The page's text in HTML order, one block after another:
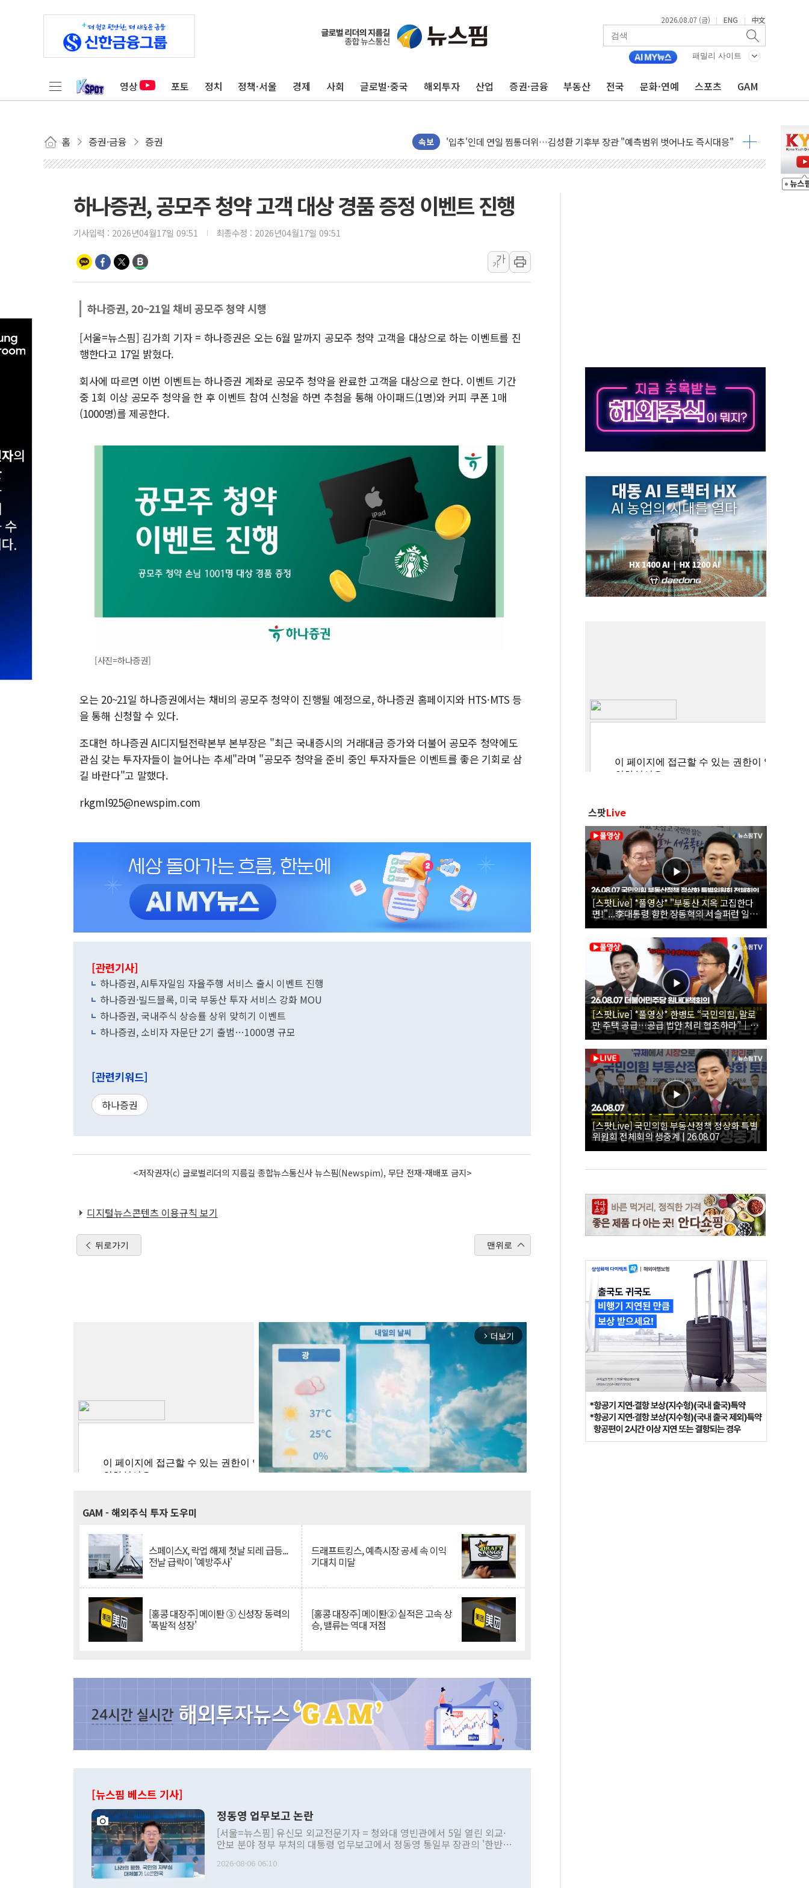
2026.08.07 (금) | ENG | 中文
패밀리 사이트
영상 포토 정치 정책·서울 경제 사회 글로벌·중국 해외투자 산업 증권·금융 부동산 전국 문화·연예 스포츠 GAM
홈 증권·금융 증권 속보
종합특검, '尹 관저 이전 감사 무마' 유병호 구속 기소
'입추'인데 연일 찜통더위…김성환 기후부 장관 "예측범위 벗어나도 즉시대응"
"최대 2시간 앞서 침수 예측"…건설연, AI 위험기상 기술 개발
창호 교체하다 난간 무너져…대전서 50대 일용직 추락 사망
장동혁 "규제와 대출 풀고 재개발·재건축 촉진하는 것이 부동산 정상화"
AI에 승부 건 네이버…내년 AI 팩토리 매출 본격화
日, 4~6월 105조원 환시 개입...4월 말 '56조원' 사상 최대
오렌지플래닛 창업재단, 스타트업 지원 프로그램 성료
[속보] '해병 순직 책임' 임성근 전 사단장 항소심도 징역 3년 선고
경찰, '강북구 오피스텔 살인' 50대 남성 구속 송치
전국 그늘막 4만개 육박 7년 새 7배 늘었다...폭염 대책비는 8.6배 증가
"취약계층에 더 가혹한 여름"…구윤철, 쪽방촌 폭염 대응상황 점검
美·日 환율공조에 유럽 패싱… '유로화 팔아 엔화 부양' 사후 통보만
구리값 사상 최고치…'닥터 코퍼'가 말하는 경기 신호가 달라졌다
하나증권, 공모주 청약 고객 대상 경품 증정 이벤트 진행
기사입력 : 2026년04월17일 09:51 최종수정 : 2026년04월17일 09:51
가
가
하나증권, 20~21일 채비 공모주 청약 시행
[서울=뉴스핌] 김가희 기자 = 하나증권은 오는 6월 말까지 공모주 청약 고객을 대상으로 하는 이벤트를 진
행한다고 17일 밝혔다.
회사에 따르면 이번 이벤트는 하나증권 계좌로 공모주 청약을 완료한 고객을 대상으로 한다. 이벤트 기간
중 1회 이상 공모주 청약을 한 후 이벤트 참여 신청을 하면 추첨을 통해 아이패드(1명)와 커피 쿠폰 1매
(1000명)를 제공한다.
[사진=하나증권]
오는 20~21일 하나증권에서는 채비의 공모주 청약이 진행될 예정으로, 하나증권 홈페이지와 HTS·MTS 등
을 통해 신청할 수 있다.
조대헌 하나증권 AI디지털전략본부 본부장은 "최근 국내증시의 거래대금 증가와 더불어 공모주 청약에도
관심 갖는 투자자들이 늘어나는 추세"라며 "공모주 청약을 준비 중인 투자자들은 이벤트를 좋은 기회로 삼
길 바란다"고 말했다.
rkgml925@newspim.com
[관련기사]
하나증권, AI투자일임 자율주행 서비스 출시 이벤트 진행
하나증권·빌드블록, 미국 부동산 투자 서비스 강화 MOU
하나증권, 국내주식 상승률 상위 맞히기 이벤트
하나증권, 소비자 자문단 2기 출범…1000명 규모
[관련키워드]
하나증권
<저작권자(c) 글로벌리더의 지름길 종합뉴스통신사 뉴스핌(Newspim), 무단 전재-재배포 금지>
디지털뉴스콘텐츠 이용규칙 보기
뒤로가기 맨위로
arrow_forward_ios 더보기
GAM - 해외주식 투자 도우미
스페이스X, 락업 해제 첫날 되레 급등...
전날 급락이 '예방주사'
드래프트킹스, 예측시장 공세 속 이익
기대치 미달
[홍콩 대장주] 메이퇀 ③ 신성장 동력의
'폭발적 성장'
[홍콩 대장주] 메이퇀② 실적은 고속 상
승, 밸류는 역대 저점
[뉴스핌 베스트 기사]
정동영 업무보고 논란
[서울=뉴스핌] 유신모 외교전문기자 = 청와대 영빈관에서 5일 열린 외교·
안보 분야 정부 부처의 대통령 업무보고에서 정동영 통일부 장관의 '한반도
발언 중에는 정부 내 조율을 거치지 않은 사안을 정책으로 추진하겠다고 공
2026-08-06 06:10
스팟Live
[스팟Live] *풀영상* "부동산 지옥 고집한다
면!"...李대통령 향한 장동혁의 서슬퍼런 일갈
| 26.08.07 국민의힘 부동산정책 정상화 특별
위원회 전체회의
[스팟Live] *풀영상* 한병도 “국민의힘, 말로
만 주택 공급…공급 법안 처리 협조하라”｜
26.08.07 더불어민주당 원내대책회의
[스팟Live] 국민의힘 부동산정책 정상화 특별
위원회 전체회의 생중계 | 26.08.07